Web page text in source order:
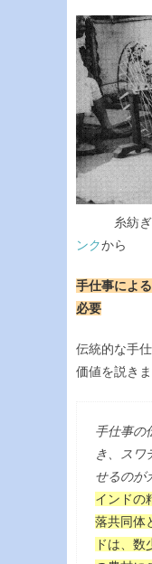
糸紡ぎを
ンクから
手仕事によ
必要
伝統的な手
価値を説きま
手仕事の
き、スワ
せるのが
インドの
落共同体
ドは、